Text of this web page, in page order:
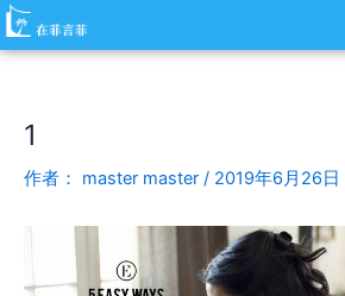
跳
至
1
作者： master master / 2019年6月26日
Post
navigation